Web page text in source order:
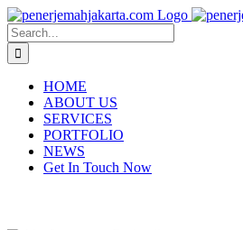
Skip
to
content
Search
for:
HOME
ABOUT US
SERVICES
PORTFOLIO
NEWS
Get In Touch Now